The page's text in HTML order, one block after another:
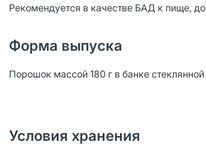
Рекомендуется в качестве БАД к пище,
Форма выпуска
Порошок массой 180 г в банке
Условия хранения